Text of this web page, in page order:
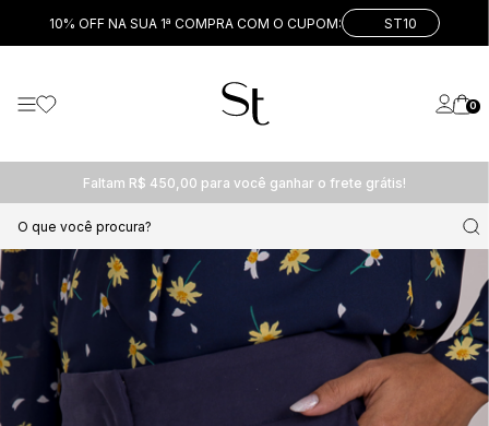
10% OFF NA SUA 1ª COMPRA COM O CUPOM: ST10
0
Faltam R$ 450,00 para você ganhar o frete grátis!
O que você procura?
PARTE DE BAIXO